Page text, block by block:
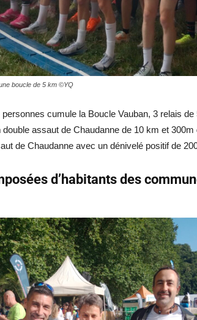
boucle de 5 km ©YQ
cumule la Boucle Vauban, 3 relais
assaut de Chaudanne de 10 km et 300m
de Chaudanne avec un dénivelé positif de
d’habitants des